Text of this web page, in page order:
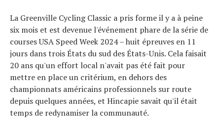
La Greenville Cycling Classic a pris forme il y a à peine
six mois et est devenue l'événement phare de la série de
courses USA Speed ​​Week 2024 – huit épreuves en 11
jours dans trois États du sud des États-Unis. Cela faisait
20 ans qu'un effort local n'avait pas été fait pour
mettre en place un critérium, en dehors des
championnats américains professionnels sur route
depuis quelques années, et Hincapie savait qu'il était
temps de redynamiser la communauté.